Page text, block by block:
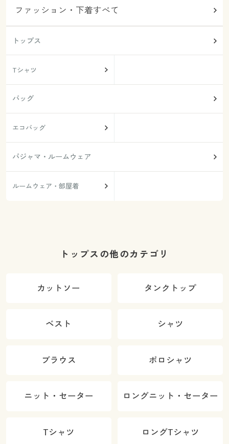
ファッション・下着すべて
トップス
Tシャツ
バッグ
エコバッグ
パジャマ・ルームウェア
ルームウェア・部屋着
トップスの他のカテゴリ
カットソー タンクトップ
ベスト シャツ
ブラウス ポロシャツ
ニット・セーター ロングニット・セーター
Tシャツ ロングTシャツ